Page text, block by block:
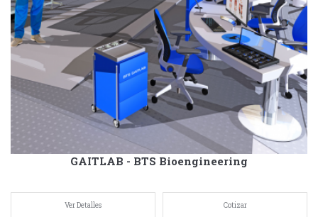
GAITLAB - BTS Bioengineering
Ver Detalles Cotizar